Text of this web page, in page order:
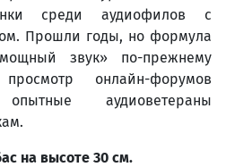
среди аудиофилов с
Прошли годы, но формула
звук» по-прежнему
онлайн-форумов
аудиоветераны
на высоте 30 см.